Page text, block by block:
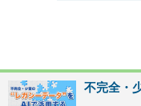
不完全・